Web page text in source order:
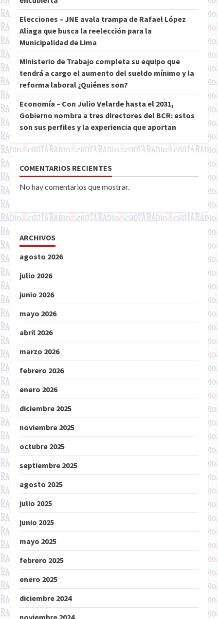
Elecciones – JNE avala trampa de Rafael López
Aliaga que busca la reelección para la
Municipalidad de Lima
Ministerio de Trabajo completa su equipo que
tendrá a cargo el aumento del sueldo mínimo y la
reforma laboral ¿Quiénes son?
Economía – Con Julio Velarde hasta el 2031,
Gobierno nombra a tres directores del BCR: estos
son sus perfiles y la experiencia que aportan
COMENTARIOS RECIENTES
No hay comentarios que mostrar.
ARCHIVOS
agosto 2026
julio 2026
junio 2026
mayo 2026
abril 2026
marzo 2026
febrero 2026
enero 2026
diciembre 2025
noviembre 2025
octubre 2025
septiembre 2025
agosto 2025
julio 2025
junio 2025
mayo 2025
febrero 2025
enero 2025
diciembre 2024